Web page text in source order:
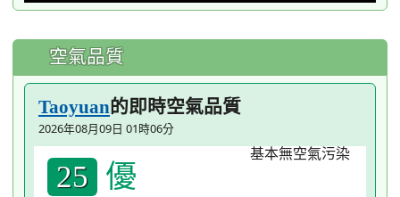
空氣品質
Taoyuan的即時空氣品質
2026年08月09日 01時06分
25 優